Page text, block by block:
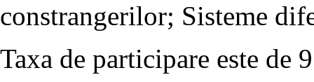
constrangerilor; Sisteme
Taxa de participare este de